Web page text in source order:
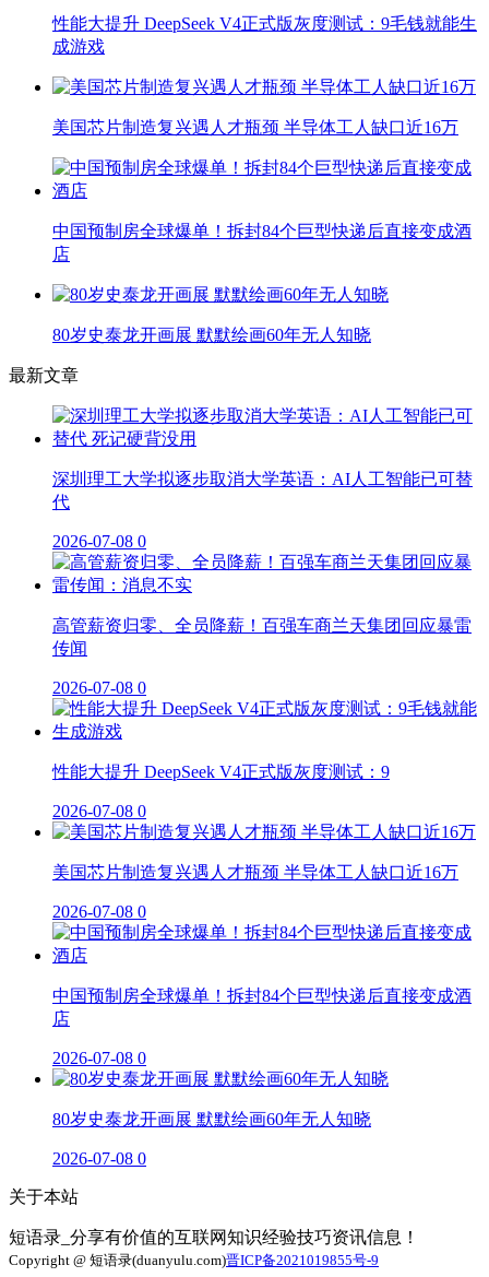
性能大提升 DeepSeek V4正式版灰度测试：9毛钱就能生
成游戏
美国芯片制造复兴遇人才瓶颈 半导体工人缺口近16万
中国预制房全球爆单！拆封84个巨型快递后直接变成酒
店
80岁史泰龙开画展 默默绘画60年无人知晓
最新文章
深圳理工大学拟逐步取消大学英语：AI人工智能已可替
代
2026-07-08 0
高管薪资归零、全员降薪！百强车商兰天集团回应暴雷
传闻
2026-07-08 0
性能大提升 DeepSeek V4正式版灰度测试：9
2026-07-08 0
美国芯片制造复兴遇人才瓶颈 半导体工人缺口近16万
2026-07-08 0
中国预制房全球爆单！拆封84个巨型快递后直接变成酒
店
2026-07-08 0
80岁史泰龙开画展 默默绘画60年无人知晓
2026-07-08 0
关于本站
短语录_分享有价值的互联网知识经验技巧资讯信息！
Copyright @ 短语录(duanyulu.com)晋ICP备2021019855号-9